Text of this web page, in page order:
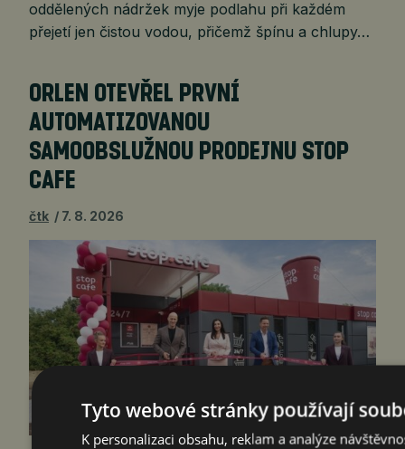
oddělených nádržek myje podlahu při každém
přejetí jen čistou vodou, přičemž špínu a chlupy…
ORLEN OTEVŘEL PRVNÍ
AUTOMATIZOVANOU
SAMOOBSLUŽNOU PRODEJNU STOP
CAFE
čtk 7. 8. 2026
Tyto webové stránky používají
K personalizaci obsahu, reklam a analýze